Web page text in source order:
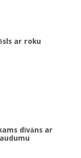
ar roku
dīvāns ar